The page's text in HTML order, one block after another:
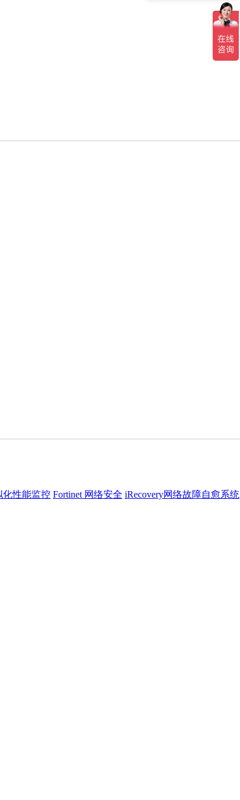
化性能监控 Fortinet 网络安全 iRecovery网络故障自愈系统